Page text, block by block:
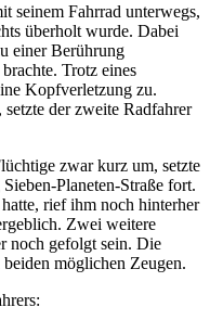
seinem Fahrrad unterwegs,
überholt wurde. Dabei
einer Berührung
Trotz eines
Kopfverletzung zu.
der zweite Radfahrer
zwar kurz um, setzte
Planeten-Straße fort.
rief ihm noch hinterher
Zwei weitere
noch gefolgt sein. Die
möglichen Zeugen.